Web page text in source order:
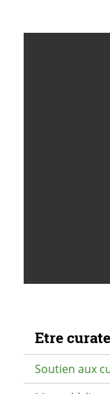
Etre
Soutien aux